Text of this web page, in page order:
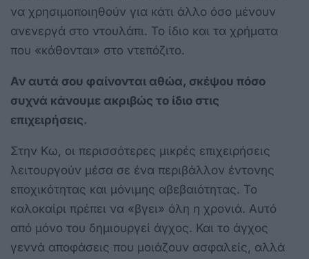
να χρησιμοποιηθούν για κάτι άλλο όσο μένουν
ανενεργά στο ντουλάπι. Το ίδιο και τα χρήματα
που «κάθονται» στο ντεπόζιτο.
Αν αυτά σου φαίνονται αθώα, σκέψου πόσο
συχνά κάνουμε ακριβώς το ίδιο στις
επιχειρήσεις.
Στην Κω, οι περισσότερες μικρές επιχειρήσεις
λειτουργούν μέσα σε ένα περιβάλλον έντονης
εποχικότητας και μόνιμης αβεβαιότητας. Το
καλοκαίρι πρέπει να «βγει» όλη η χρονιά. Αυτό
από μόνο του δημιουργεί άγχος. Και το άγχος
γεννά αποφάσεις που μοιάζουν ασφαλείς, αλλά